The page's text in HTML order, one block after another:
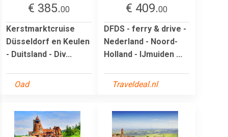
€ 385.00
Kerstmarktcruise
Düsseldorf en Keulen
- Duitsland - Div...
Oad
€ 409.00
DFDS - ferry & drive -
Nederland - Noord-
Holland - IJmuiden ...
Traveldeal.nl